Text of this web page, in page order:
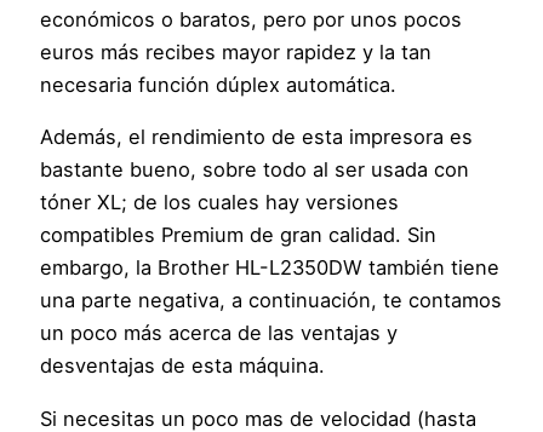
económicos o baratos, pero por unos pocos
euros más recibes mayor rapidez y la tan
necesaria función dúplex automática.
Además, el rendimiento de esta impresora es
bastante bueno, sobre todo al ser usada con
tóner XL; de los cuales hay versiones
compatibles Premium de gran calidad. Sin
embargo, la Brother HL-L2350DW también tiene
una parte negativa, a continuación, te contamos
un poco más acerca de las ventajas y
desventajas de esta máquina.
Si necesitas un poco mas de velocidad (hasta